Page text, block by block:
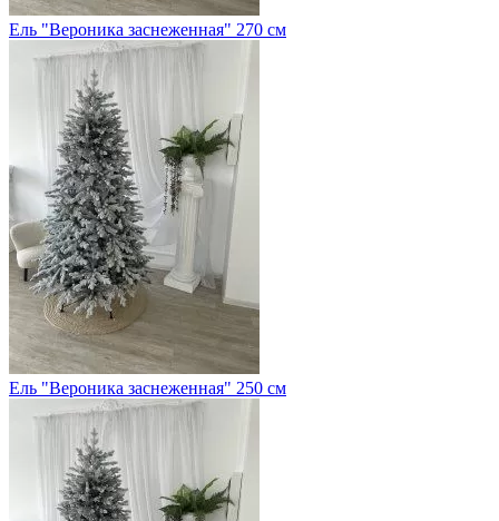
Ель "Вероника заснеженная" 270 см
Ель "Вероника заснеженная" 250 см